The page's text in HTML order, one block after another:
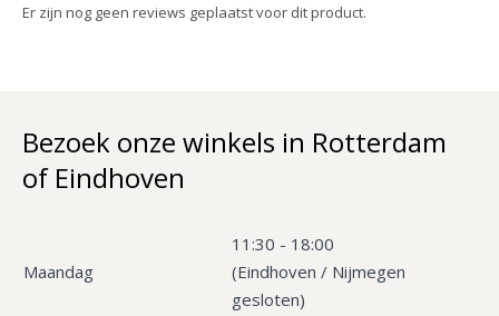
Er zijn nog geen reviews geplaatst voor dit product.
Bezoek onze winkels in Rotterdam
of Eindhoven
Maandag
11:30 - 18:00
(Eindhoven / Nijmegen
gesloten)